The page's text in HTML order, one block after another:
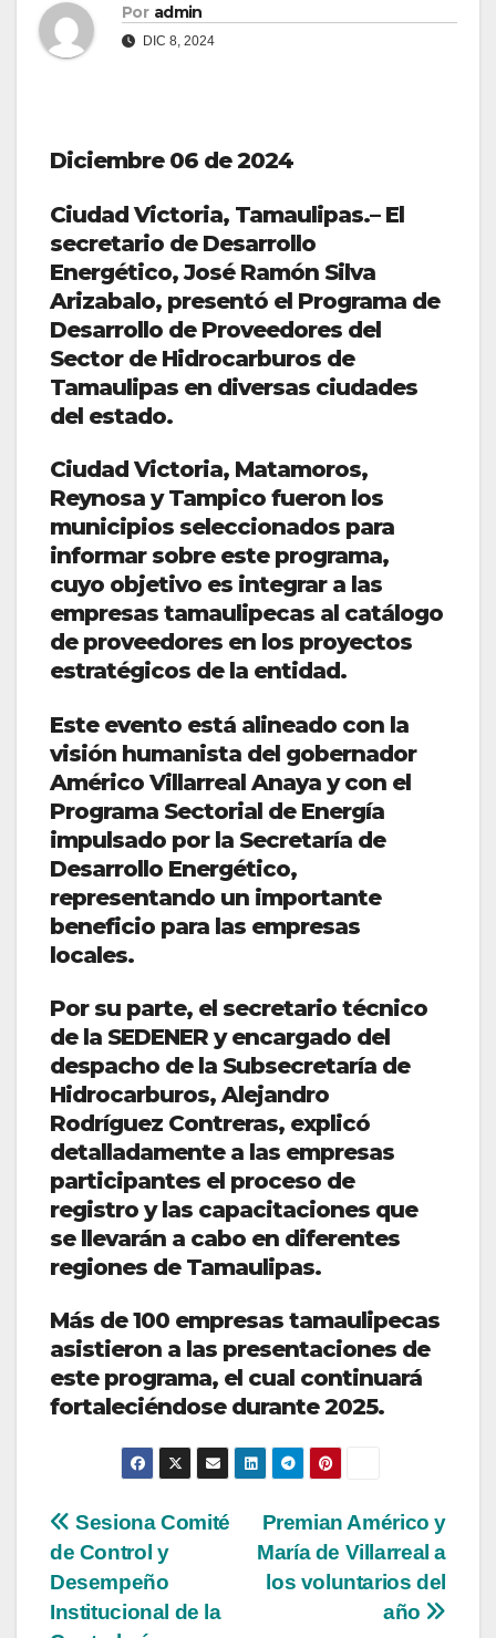
Por admin
DIC 8, 2024
Diciembre 06 de 2024
Ciudad Victoria, Tamaulipas.– El
secretario de Desarrollo
Energético, José Ramón Silva
Arizabalo, presentó el Programa de
Desarrollo de Proveedores del
Sector de Hidrocarburos de
Tamaulipas en diversas ciudades
del estado.
Ciudad Victoria, Matamoros,
Reynosa y Tampico fueron los
municipios seleccionados para
informar sobre este programa,
cuyo objetivo es integrar a las
empresas tamaulipecas al catálogo
de proveedores en los proyectos
estratégicos de la entidad.
Este evento está alineado con la
visión humanista del gobernador
Américo Villarreal Anaya y con el
Programa Sectorial de Energía
impulsado por la Secretaría de
Desarrollo Energético,
representando un importante
beneficio para las empresas
locales.
Por su parte, el secretario técnico
de la SEDENER y encargado del
despacho de la Subsecretaría de
Hidrocarburos, Alejandro
Rodríguez Contreras, explicó
detalladamente a las empresas
participantes el proceso de
registro y las capacitaciones que
se llevarán a cabo en diferentes
regiones de Tamaulipas.
Más de 100 empresas tamaulipecas
asistieron a las presentaciones de
este programa, el cual continuará
fortaleciéndose durante 2025.
Navegación
de
entradas
Premian Américo y
María de Villarreal a
los voluntarios del
año
Sesiona Comité
de Control y
Desempeño
Institucional de la